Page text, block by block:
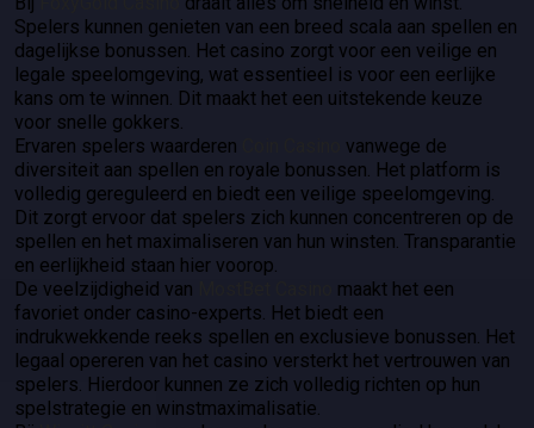
Spelers kunnen genieten van een breed scala aan spellen en
dagelijkse bonussen. Het casino zorgt voor een veilige en
legale speelomgeving, wat essentieel is voor een eerlijke
kans om te winnen. Dit maakt het een uitstekende keuze
voor snelle gokkers.
Ervaren spelers waarderen
vanwege de
diversiteit aan spellen en royale bonussen. Het platform is
volledig gereguleerd en biedt een veilige speelomgeving.
Dit zorgt ervoor dat spelers zich kunnen concentreren op de
spellen en het maximaliseren van hun winsten. Transparantie
en eerlijkheid staan hier voorop.
De veelzijdigheid van
maakt het een
favoriet onder casino-experts. Het biedt een
indrukwekkende reeks spellen en exclusieve bonussen. Het
legaal opereren van het casino versterkt het vertrouwen van
spelers. Hierdoor kunnen ze zich volledig richten op hun
spelstrategie en winstmaximalisatie.